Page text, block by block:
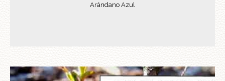
Arándano Azul